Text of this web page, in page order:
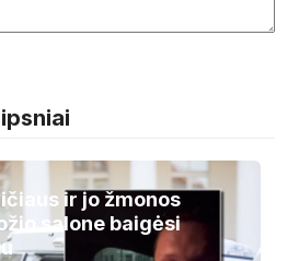
ir jo žmonos
salone baigėsi